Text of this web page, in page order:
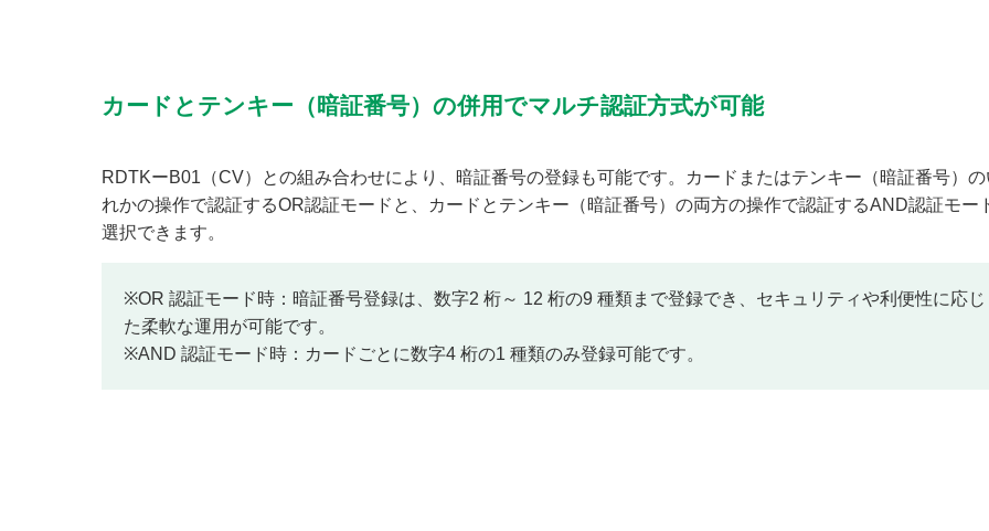
カードとテンキー（暗証番号）の併用でマルチ認証方式が可能
RDTKーB01（CV）との組み合わせにより、暗証番号の登録も可能です。カードまたはテンキー（暗証番号）
れかの操作で認証するOR認証モードと、カードとテンキー（暗証番号）の両方の操作で認証するAND認証モー
選択できます。
※OR 認証モード時：暗証番号登録は、数字2 桁～ 12 桁の9 種類まで登録でき、セキュリティや利便性に応じ
た柔軟な運用が可能です。
※AND 認証モード時：カードごとに数字4 桁の1 種類のみ登録可能です。